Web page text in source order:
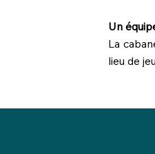
Un
La
lieu de